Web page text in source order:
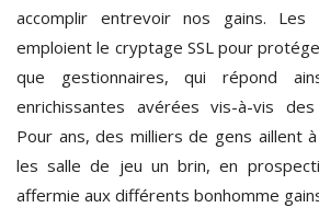
accomplir entrevoir nos gains. Les
emploient le cryptage SSL pour
que gestionnaires, qui répond
enrichissantes avérées vis-à-vis
Pour ans, des milliers de gens aillent
les salle de jeu un brin, en
affermie aux différents bonhomme